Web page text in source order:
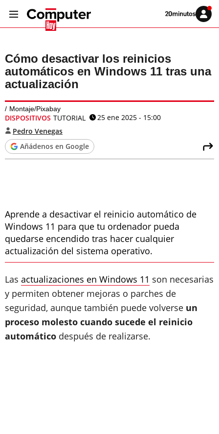
Volver
Iniciar
sesión
Cómo desactivar los reinicios
automáticos en Windows 11 tras una
actualización
Montaje/Pixabay
DISPOSITIVOS TUTORIAL
25 ene 2025 - 15:00
Pedro Venegas
Añádenos en Google
Aprende a desactivar el reinicio automático de
Windows 11 para que tu ordenador pueda
quedarse encendido tras hacer cualquier
actualización del sistema operativo.
Las actualizaciones en Windows 11 son necesarias
y permiten obtener mejoras o parches de
seguridad, aunque también puede volverse un
proceso molesto cuando sucede el reinicio
automático después de realizarse.